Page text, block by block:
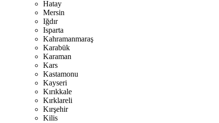
Hatay
Mersin
Iğdır
Isparta
Kahramanmaraş
Karabük
Karaman
Kars
Kastamonu
Kayseri
Kırıkkale
Kırklareli
Kırşehir
Kilis